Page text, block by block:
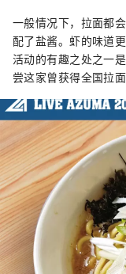
一般情况下，拉面都
配了盐酱。虾的味道
活动的有趣之处之一
尝这家曾获得全国拉